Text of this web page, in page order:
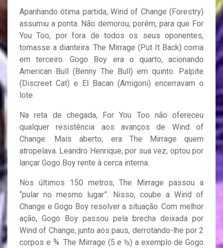
Apanhando ótima partida, Wind of Change (Forestry)
assumiu a ponta. Não demorou, porém, para que For
You Too, por fora de todos os seus oponentes,
tomasse a dianteira. The Mirrage (Put It Back) corria
em terceiro. Gogo Boy era o quarto, acionando
American Bull (Benny The Bull) em quinto. Palpite
(Discreet Cat) e El Bacan (Amigoni) encerravam o
lote.
Na reta de chegada, For You Too não ofereceu
qualquer resistência aos avanços de Wind of
Change. Mais aberto, era The Mirrage quem
atropelava. Leandro Henrique, por sua vez, optou por
lançar Gogo Boy rente à cerca interna.
Nos últimos 150 metros, The Mirrage passou a
“pular no mesmo lugar”. Nisso, coube a Wind of
Change e Gogo Boy resolver a situação. Com melhor
ação, Gogo Boy passou pela brecha deixada por
Wind of Change, junto aos paus, derrotando-lhe por 2
corpos e ¾. The Mirrage (5 e ½) a exemplo de Gogo